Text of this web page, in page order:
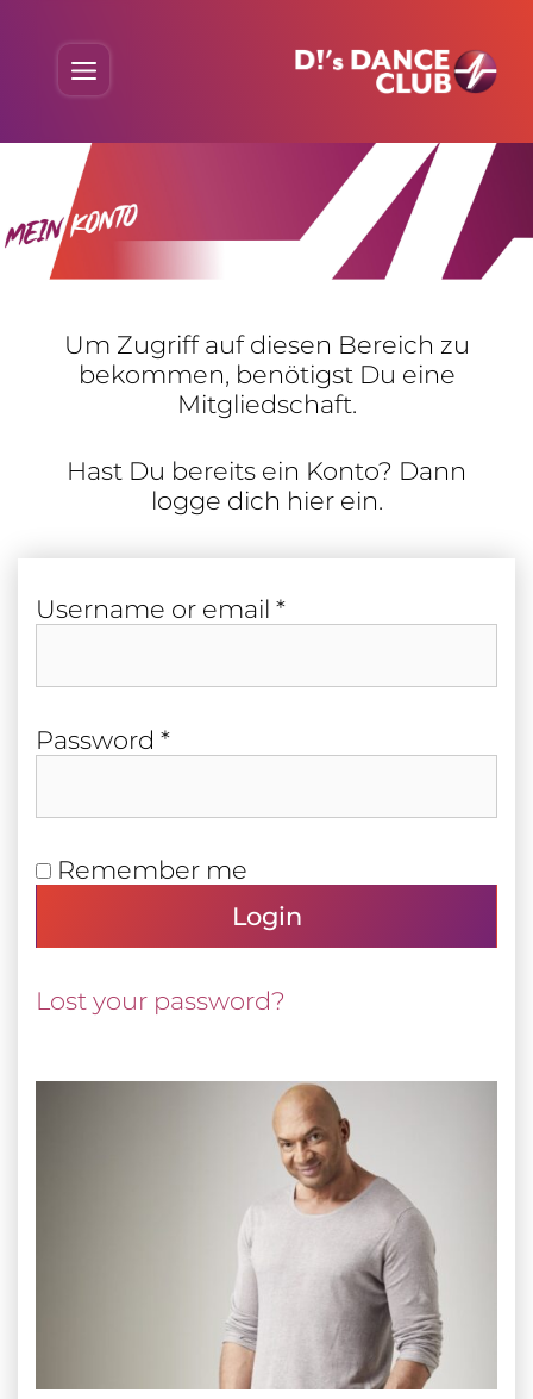
content
Um Zugriff auf diesen Bereich zu
bekommen, benö­tigst Du eine
Mitgliedschaft.
Hast Du bereits ein Konto? Dann
logge dich hier ein.
User­name or email *Required
Pass­word *Required
Remember me
Login
Lost your password?